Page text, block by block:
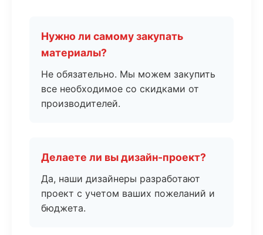
Нужно ли самому закупать
материалы?
Не обязательно. Мы можем закупить
все необходимое со скидками от
производителей.
Делаете ли вы дизайн-проект?
Да, наши дизайнеры разработают
проект с учетом ваших пожеланий и
бюджета.